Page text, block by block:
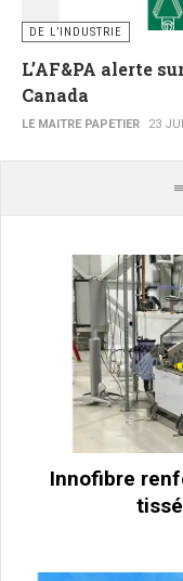
DE L’INDUSTRIE
L’AF&PA alerte
Canada
LE MAITRE PAPETIER 23
Innofibre